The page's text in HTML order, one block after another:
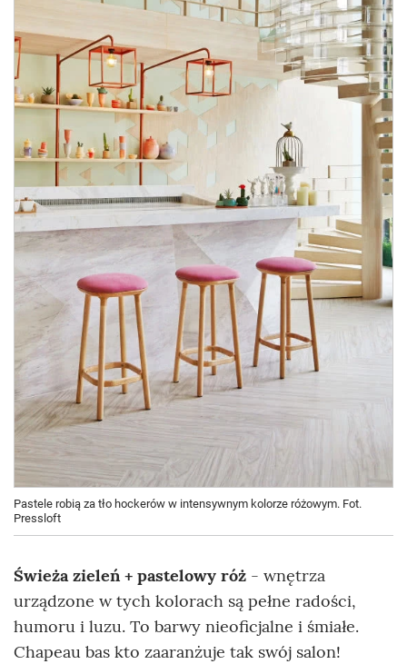
Pastele robią za tło hockerów w intensywnym kolorze różowym. Fot.
Pressloft
Świeża zieleń + pastelowy róż - wnętrza
urządzone w tych kolorach są pełne radości,
humoru i luzu. To barwy nieoficjalne i śmiałe.
Chapeau bas kto zaaranżuje tak swój salon!